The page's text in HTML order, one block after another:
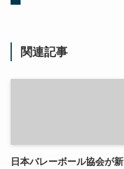
関連記事
日本バレーボール協会が新